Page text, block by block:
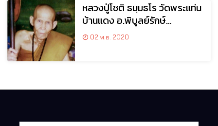
หลวงปู่โชติ ธมฺมธโร วัดพระแท่น
บ้านแดง อ.พิบูลย์รักษ์
จ.อุดรธานี
02 พ.ย. 2020